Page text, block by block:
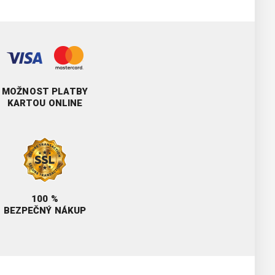
MOŽNOST PLATBY
KARTOU ONLINE
100 %
BEZPEČNÝ NÁKUP